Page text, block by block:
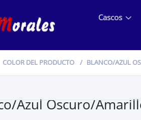
Cascos
COLOR DEL PRODUCTO BLANCO/AZUL
Azul Oscuro/